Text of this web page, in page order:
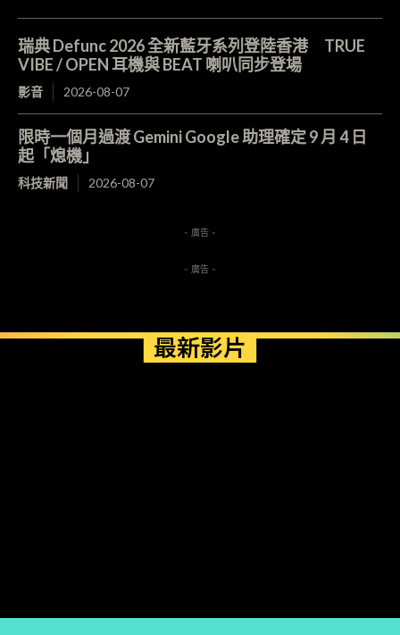
瑞典 Defunc 2026 全新藍牙系列登陸香港 TRUE
VIBE / OPEN 耳機與 BEAT 喇叭同步登場
影音 2026-08-07
限時一個月過渡 Gemini Google 助理確定 9 月 4 日
起「熄機」
科技新聞 2026-08-07
- 廣告 -
- 廣告 -
最新影片